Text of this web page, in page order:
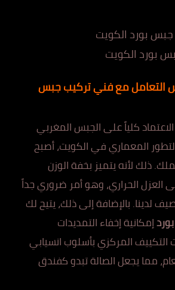
بورد الكويت
التعامل مع فني تركيب جبس
كلياً على الجبس المغربي
المعماري في الكويت، أصبح
ذلك لأنه يتميز بخفة الوزن
العزل الحراري، وهو أمر ضروري جداً
لدينا. بالإضافة إلى ذلك، يتيح لك
إمكانية إخفاء التمديدات
التكييف المركزي بأسلوب انسيابي
مما يجعل الصالة تبدو كفندق